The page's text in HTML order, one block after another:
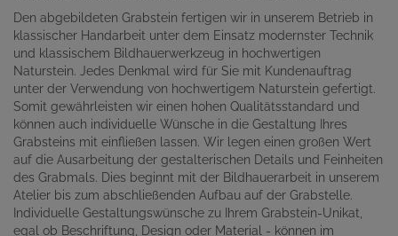
Den abgebildeten Grabstein fertigen wir in unserem Betrieb in
klassischer Handarbeit unter dem Einsatz modernster Technik
und klassischem Bildhauerwerkzeug in hochwertigen
Naturstein. Jedes Denkmal wird für Sie mit Kundenauftrag
unter der Verwendung von hochwertigem Naturstein gefertigt.
Somit gewährleisten wir einen hohen Qualitätsstandard und
können auch individuelle Wünsche in die Gestaltung Ihres
Grabsteins mit einfließen lassen. Wir legen einen großen Wert
auf die Ausarbeitung der gestalterischen Details und Feinheiten
des Grabmals. Dies beginnt mit der Bildhauerarbeit in unserem
Atelier bis zum abschließenden Aufbau auf der Grabstelle.
Individuelle Gestaltungswünsche zu Ihrem Grabstein-Unikat,
egal ob Beschriftung, Design oder Material - können im